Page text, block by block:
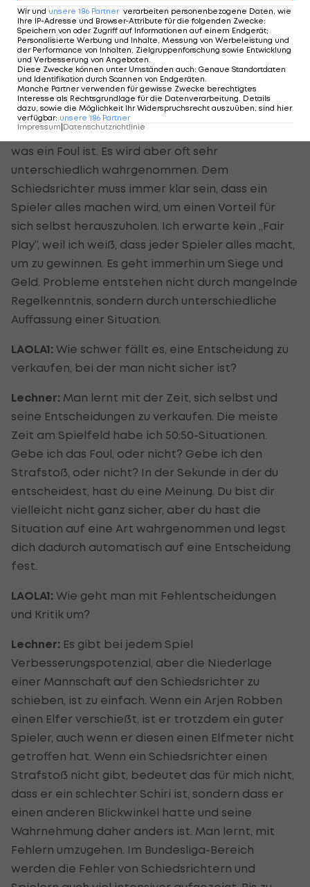
Schiedsrichter auch seinen Spielraum lassen.
LAOLA1:Sind die österreichischen Bundesliga-
Spieler regelkundig?
Lechner:Ich hatte bisher keine großen Probleme
mit Unkenntnis der Regeln. Das Problem ist die
unterschiedliche Auffassung. Jeder Spieler weiß,
was ein Foul ist. Es wird aber oft sehr
unterschiedlich wahrgenommen. Dem
Schiedsrichter muss immer klar sein, dass ein
Spieler alles machen wird, um einen Vorteil für
sich selbst herauszuholen. Ich erwarte kein „Fair
Play“, weil ich weiß, dass jeder Spieler alles macht,
um zu gewinnen. Es geht immerhin um Siege und
Geld. Probleme entstehen nicht durch mangelnde
Regelkenntnis, sondern durch unterschiedliche
Auffassung einer Situation.
LAOLA1: Wie schwer fällt es, eine Entscheidung zu
verkaufen, bei der man nicht sicher ist?
Lechner: Man lernt mit der Zeit, sich selbst und
seine Entscheidungen zu verkaufen. Die meiste
Zeit am Spielfeld habe ich 50:50-Situationen.
Gebe ich das Foul, oder nicht? Gebe ich den
Strafstoß, oder nicht? In der Sekunde in der du
entscheidest, hast du eine Meinung. Du bist dir
vielleicht nicht ganz sicher, aber du hast die
Situation auf eine Art wahrgenommen und legst
dich dadurch automatisch auf eine Entscheidung
fest.
LAOLA1: Wie geht man mit Fehlentscheidungen
und Kritik um?
Lechner: Es gibt bei jedem Spiel
Verbesserungspotenzial, aber die Niederlage
einer Mannschaft auf den Schiedsrichter zu
schieben, ist zu einfach. Wenn ein Arjen Robben
einen Elfer verschießt, ist er trotzdem ein guter
Spieler, auch wenn er diesen einen Elfmeter nicht
getroffen hat. Wenn ein Schiedsrichter einen
Strafstoß nicht gibt, bedeutet das für mich nicht,
dass er ein schlechter Schiri ist, sondern dass er
einen anderen Blickwinkel hatte und seine
Wahrnehmung daher anders ist. Man lernt, mit
Fehlern umzugehen. Im Bundesliga-Bereich
werden die Fehler von Schiedsrichtern und
Wir und unsere 186 Partner verarbeiten personenbezogene Daten, wie
Ihre IP-Adresse und Browser-Attribute für die folgenden Zwecke:
Speichern von oder Zugriff auf Informationen auf einem Endgerät;
Personalisierte Werbung und Inhalte, Messung von Werbeleistung und
der Performance von Inhalten, Zielgruppenforschung sowie Entwicklung
und Verbesserung von Angeboten.
Diese Zwecke können unter Umständen auch: Genaue Standortdaten
und Identifikation durch Scannen von Endgeräten.
Manche Partner verwenden für gewisse Zwecke berechtigtes
Interesse als Rechtsgrundlage für die Datenverarbeitung. Details
dazu, sowie die Möglichkeit Ihr Widerspruchsrecht auszuüben, sind hier
verfügbar: unsere 186 Partner
Impressum Datenschutzrichtlinie